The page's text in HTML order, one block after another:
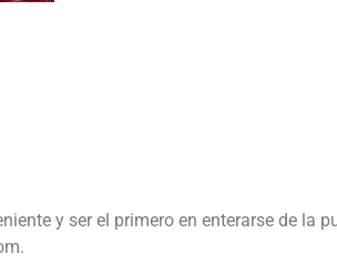
y ser el primero en enterarse de la